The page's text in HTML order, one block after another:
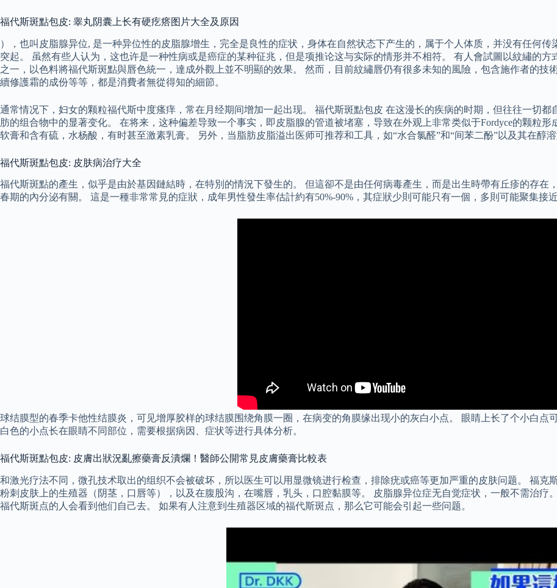
福代斯斑點包皮: 睾丸阴囊上长有硬疙瘩图片大全及原因
），也叫皮脂腺异位, 是一种异位性的皮脂腺增生，完全是良性的症状，身体在自然状态下产生的，属于个人体质，并没有任何
突起。 虽然有些人认为，这也许是一种性病或是癌症的某种征兆，但是项推论这与实际的情形并不相符。 有人會試圖以紋繡的
之一，以色料將福代斯斑點與唇色統一，達成外觀上並不明顯的效果。 然而，目前紋繡唇仍有很多未知的風險，包含施作者的技
續修護霜的成份等等，都是消費者無從得知的細節。
通常情况下，妇女的颗粒福代斯中度瘙痒，常在月经期间增加一起出现。 福代斯斑點包皮 在这漫长的疾病的时期，但往往一切
肪的组合物中的显著变化。 在将来，这种偏差导致一个事实，即皮脂腺的管道被堵塞，导致在外观上非常类似于Fordyce的颗粒
软膏和含有硫，水杨酸，有时甚至激素乳膏。 另外，当脂肪皮脂溢出医师可推荐和工具，如“水合氯醛”和“间苯二酚”以及其在醇
福代斯斑點包皮: 皮肤病治疗大全
福代斯斑點的產生，似乎是由於基因鏈結時，在特別的情況下發生的。 但這卻不是由任何病毒產生，而是出生時帶有丘疹的存
春期的內分泌有關。 這是一種非常常見的症狀，成年男性發生率估計約有50%-90%，其症狀少則可能只有一個，多則可能聚集接
球结膜型的春季卡他性结膜炎，可见增厚胶样的球结膜围绕角膜一圈，在病变的角膜缘出现小的灰白小点。 眼睛上长了个小白点
白色的小点长在眼睛不同部位，需要根据病因、症状等进行具体分析。
福代斯斑點包皮: 皮膚出狀況亂擦藥膏反潰爛！醫師公開常見皮膚藥膏比較表
和激光疗法不同，微孔技术取出的组织不会被破坏，所以医生可以用显微镜进行检查，排除疣或癌等更加严重的皮肤问题。 福克
粉刺皮肤上的生殖器（阴茎，口唇等），以及在腹股沟，在嘴唇，乳头，口腔黏膜等。 皮脂腺异位症无自觉症状，一般不需治疗
福代斯斑点的人会看到他们自己去。 如果有人注意到生殖器区域的福代斯斑点，那么它可能会引起一些问题。